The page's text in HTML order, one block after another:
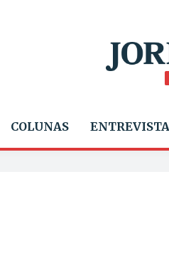
COLUNAS